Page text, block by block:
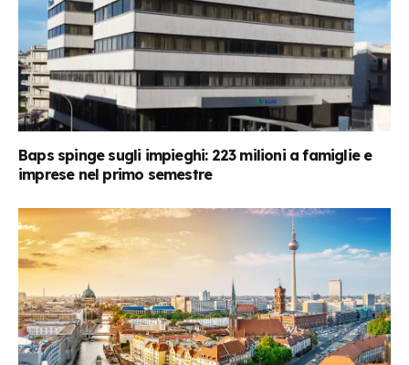
Baps spinge sugli impieghi: 223 milioni a famiglie e
imprese nel primo semestre